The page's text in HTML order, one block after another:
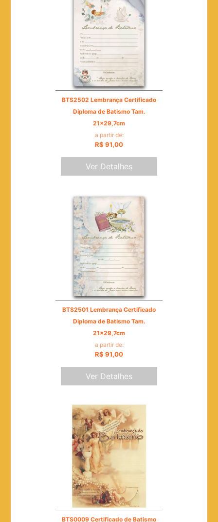
BTS2502 Lembrança Certificado
Diploma de Batismo Tam.
21x29,7cm
a partir de:
R$ 91,00
Ver Detalhes
BTS2501 Lembrança Certificado
Diploma de Batismo Tam.
21x29,7cm
a partir de:
R$ 91,00
Ver Detalhes
BTS0009 Certificado de Batismo